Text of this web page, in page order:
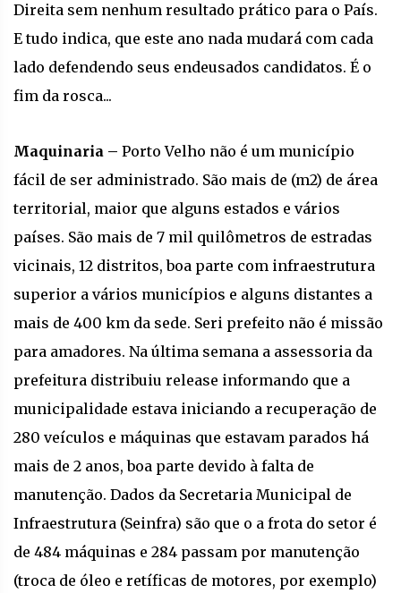
Direita sem nenhum resultado prático para o País.
E tudo indica, que este ano nada mudará com cada
lado defendendo seus endeusados candidatos. É o
fim da rosca...
Maquinaria – Porto Velho não é um município
fácil de ser administrado. São mais de (m2) de área
territorial, maior que alguns estados e vários
países. São mais de 7 mil quilômetros de estradas
vicinais, 12 distritos, boa parte com infraestrutura
superior a vários municípios e alguns distantes a
mais de 400 km da sede. Seri prefeito não é missão
para amadores. Na última semana a assessoria da
prefeitura distribuiu release informando que a
municipalidade estava iniciando a recuperação de
280 veículos e máquinas que estavam parados há
mais de 2 anos, boa parte devido à falta de
manutenção. Dados da Secretaria Municipal de
Infraestrutura (Seinfra) são que o a frota do setor é
de 484 máquinas e 284 passam por manutenção
(troca de óleo e retíficas de motores, por exemplo)